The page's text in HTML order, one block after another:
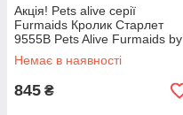
Акція! Pets alive серії
Furmaids Кролик Старлет
9555B Pets Alive Furmaids by
ZURU Mermaid Plush 9555B
Немає в наявності
845 ₴